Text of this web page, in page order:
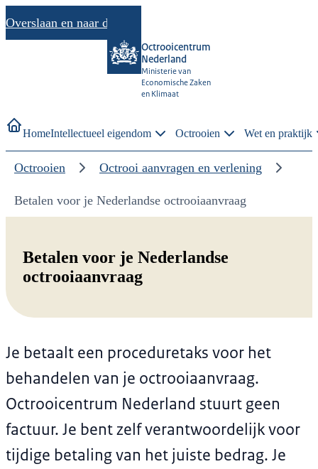
Overslaan en naar de inhoud gaan
Octrooicentrum
Nederland
Ministerie van
Economische Zaken
en Klimaat
HomeIntellectueel eigendom Octrooien Wet en praktijk
Octrooien Octrooi aanvragen en verlening
Betalen voor je Nederlandse octrooiaanvraag
Betalen voor je Nederlandse
octrooiaanvraag
Je betaalt een proceduretaks voor het
behandelen van je octrooiaanvraag.
Octrooicentrum Nederland stuurt geen
factuur. Je bent zelf verantwoordelijk voor
tijdige betaling van het juiste bedrag. Je